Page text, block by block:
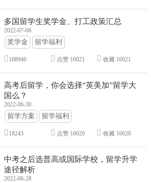
多国留学生奖学金、打工政策汇总
2022-07-06
奖学金 留学福利
108946 点赞 16021 收藏 16021
高考后留学，你会选择“英美加”留学大
国么？
2022-06-30
留学方案 留学福利
18243 点赞 16020 收藏 16020
中考之后选普高或国际学校，留学升学
途径解析
2022-06-28